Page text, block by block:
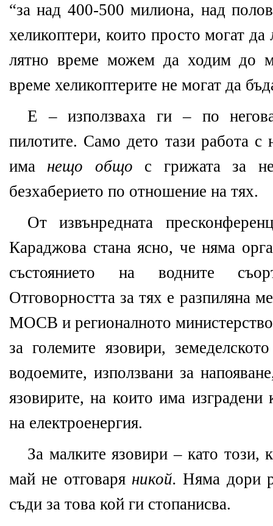
“за над 400-500 милиона, над
хеликоптери, които просто могат да
лятно време можем да ходим до
време хеликоптерите не могат да
Е – използваха ги – по
пилотите. Само дето тази работа с
има нещо общо с грижата за
безхаберието по отношение на тях.
От извънредната
Караджова стана ясно, че няма
състоянието на водните
Отговорността за тях е разпиляна
МОСВ и регионалното
за големите язовири,
водоемите, използвани за
язовирите, на които има изградени
на електроенергия.
За малките язовири – като този,
май не отговаря никой. Няма дори
съди за това кой ги стопанисва.